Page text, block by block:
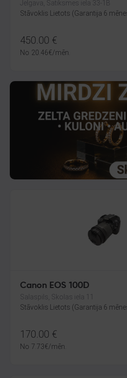
Jelgava, Satiksmes iela 33-1B
Stāvoklis Lietots (Garantija 6
450.00 €
No 20.46€/mēn.
Canon EOS 100D
Salaspils, Skolas iela 11
Stāvoklis Lietots (Garantija 6
170.00 €
No 7.73€/mēn.